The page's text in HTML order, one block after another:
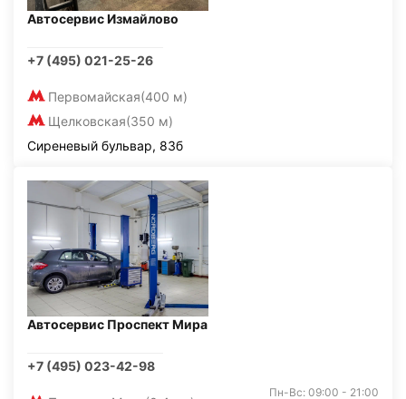
Автосервис Измайлово
+7 (495) 021-25-26
Первомайская(400 м)
Щелковская(350 м)
Сиреневый бульвар, 83б
Автосервис Проспект Мира
+7 (495) 023-42-98
Пн-Вс: 09:00 - 21:00